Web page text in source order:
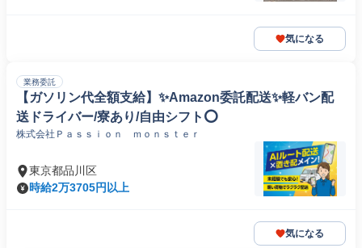
気になる
業務委託
【ガソリン代全額支給】✨️Amazon委託配送✨️軽バン配
送ドライバー/寮あり/自由シフト⭕️
株式会社Ｐａｓｓｉｏｎ ｍｏｎｓｔｅｒ
東京都品川区
時給2万3705円以上
気になる